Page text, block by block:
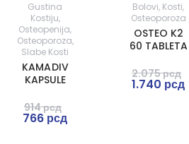
Gustina
Kostiju,
Osteopenija,
Osteoporoza,
Slabe Kosti
KAMADIV
KAPSULE
914рсд
766рсд
Bolovi, Kosti,
Osteoporoza
OSTEO K2
60 TABLETA
2.075рсд
1.740рсд